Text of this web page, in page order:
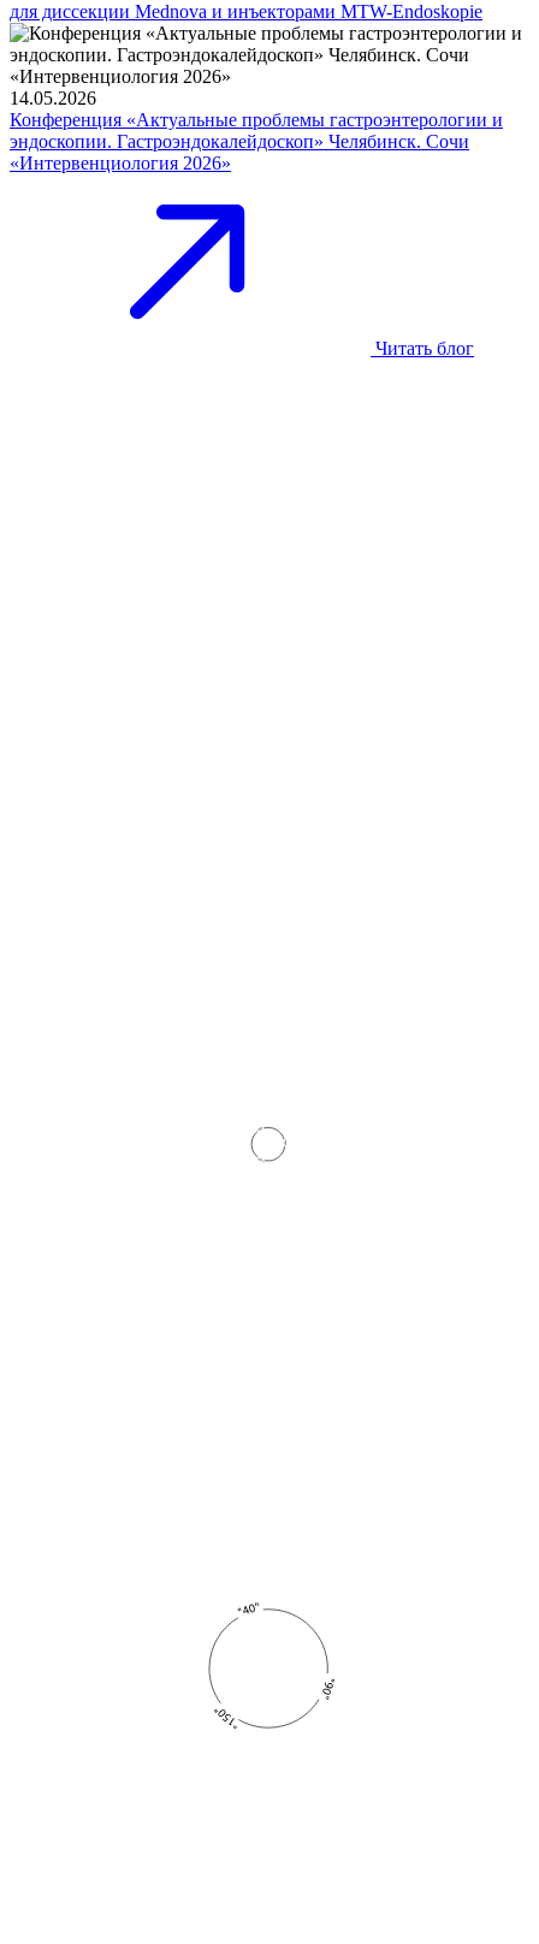
для диссекции Mednova и инъекторами MTW-Endoskopie
14.05.2026
Конференция «Актуальные проблемы гастроэнтерологии и
эндоскопии. Гастроэндокалейдоскоп» Челябинск. Сочи
«Интервенциология 2026»
Читать блог